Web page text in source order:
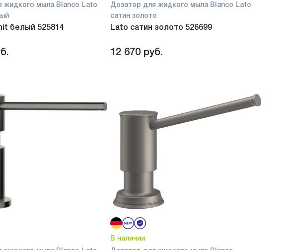
жидкого мыла Blanco Lato
белый 525814
Дозатор для жидкого мыла Blanco Lato
сатин золото
Lato сатин золото 526699
12 670 руб.
В наличии